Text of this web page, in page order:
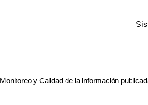
Monitoreo y Calidad de la información